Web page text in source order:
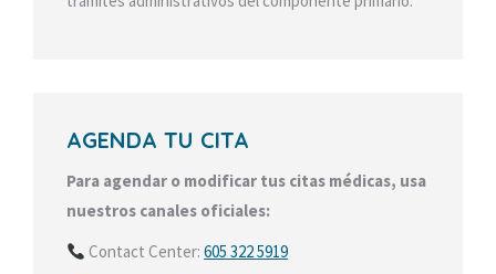
AGENDA TU CITA
Para agendar o modificar tus citas médicas, usa
nuestros canales oficiales:
Contact Center:605 322 5919